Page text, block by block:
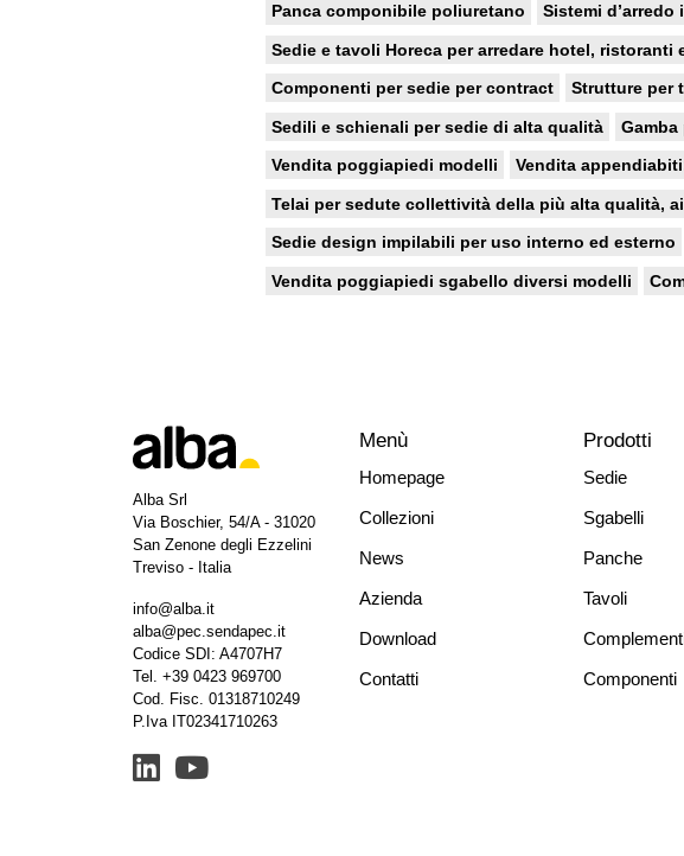
Panca componibile poliuretano Sistemi
Sedie e tavoli Horeca per arredare hotel, ristoranti
Componenti per sedie per contract Strutture per
Sedili e schienali per sedie di alta qualità
Vendita poggiapiedi modelli Vendita
Telai per sedute collettività della più alta qualità,
Sedie design impilabili per uso interno ed esterno
Vendita poggiapiedi sgabello diversi modelli
Alba Srl
Via Boschier, 54/A - 31020
San Zenone degli Ezzelini
Treviso - Italia
info@alba.it
alba@pec.sendapec.it
Codice SDI: A4707H7
Tel. +39 0423 969700
Cod. Fisc. 01318710249
P.Iva IT02341710263
Menù
Homepage
Collezioni
News
Azienda
Download
Contatti
Prodotti
Sedie
Sgabelli
Panche
Tavoli
Componenti